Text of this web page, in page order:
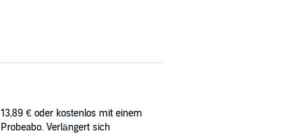
13,89 € oder kostenlos mit einem
Probeabo. Verlängert sich